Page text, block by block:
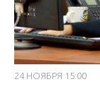
24 НОЯБРЯ 15:00